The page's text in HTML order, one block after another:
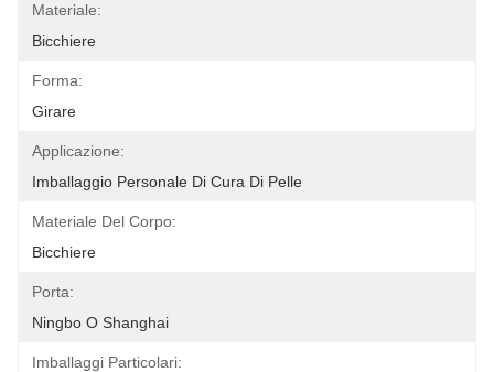
Materiale:
Bicchiere
Forma:
Girare
Applicazione:
Imballaggio Personale Di Cura Di Pelle
Materiale Del Corpo:
Bicchiere
Porta:
Ningbo O Shanghai
Imballaggi Particolari: